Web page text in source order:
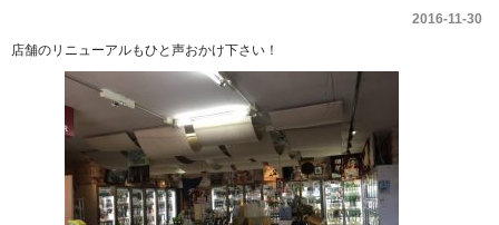
2016-11-30
店舗のリニューアルもひと声おかけ下さい！